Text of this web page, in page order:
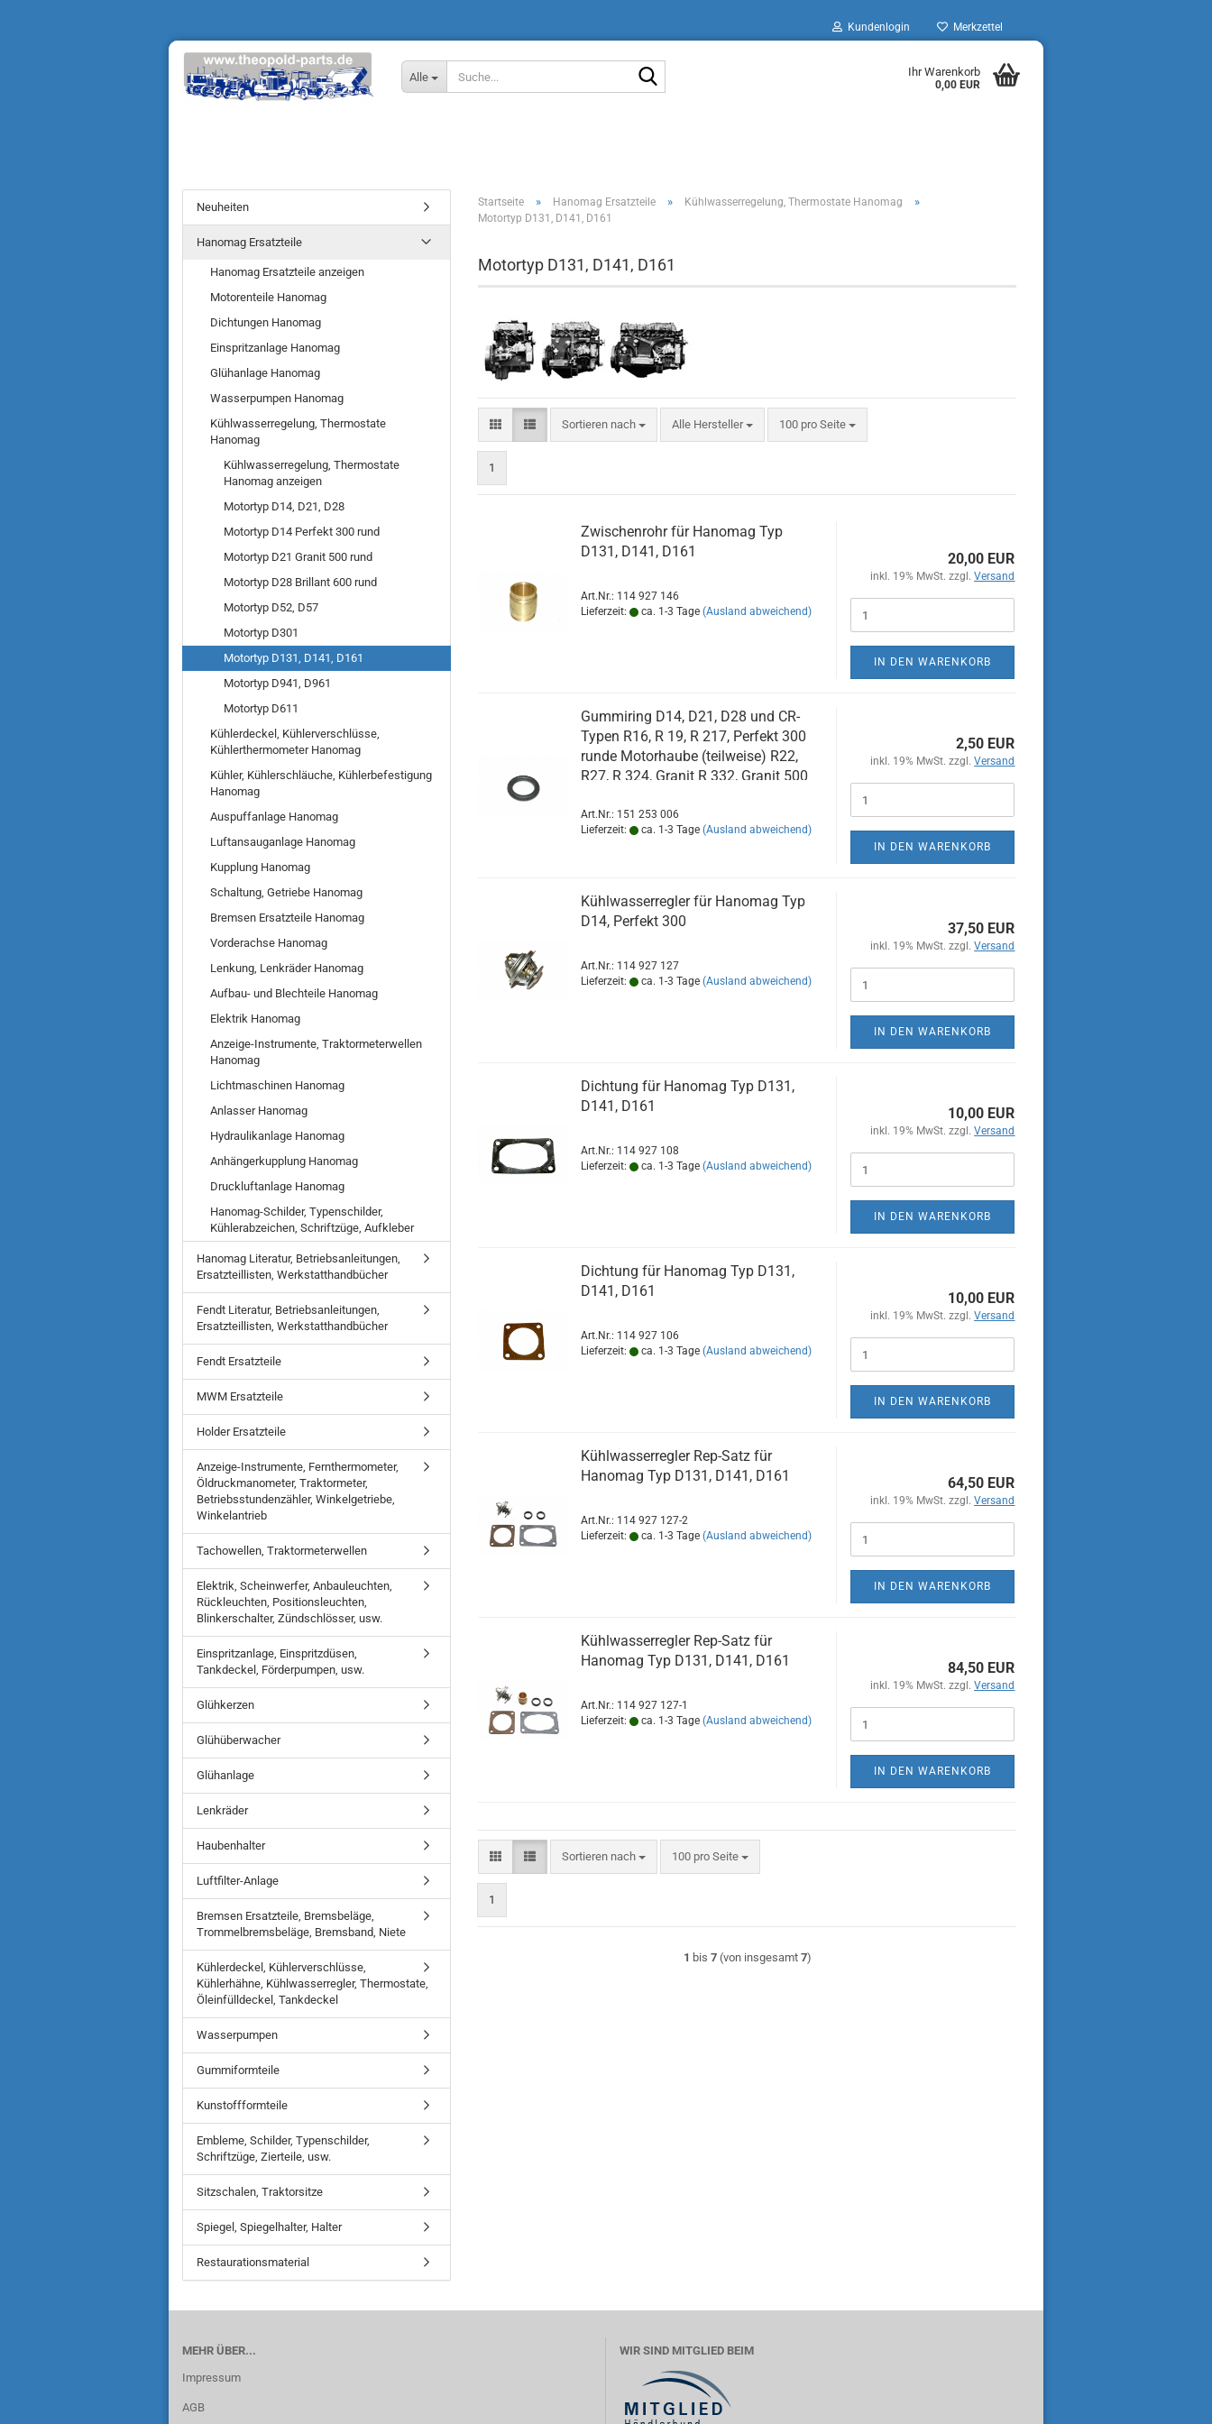
Kundenlogin Merkzettel
Alle Ihr Warenkorb
0,00 EUR
Startseite » Hanomag Ersatzteile » Kühlwasserregelung, Thermostate Hanomag »
Motortyp D131, D141, D161
Motortyp D131, D141, D161
Sortieren nach
Sortieren nach Alle Hersteller 100 pro Seite
pro Seite
1
Zwischenrohr für Hanomag Typ
D131, D141, D161
Art.Nr.: 114 927 146
Lieferzeit:
ca. 1-3 Tage (Ausland abweichend)
20,00 EUR
inkl. 19% MwSt. zzgl.Versand
IN DEN WARENKORB
Gummiring D14, D21, D28 und CR-
Typen R16, R 19, R 217, Perfekt 300
runde Motorhaube (teilweise) R22,
R27, R 324, Granit R 332, Granit 500
28, R 35, R 35/45, R 435, R 435/45,
Brillant R 442, Robust R 442/50,
Art.Nr.: 151 253 006
Lieferzeit:
ca. 1-3 Tage (Ausland abweichend)
2,50 EUR
inkl. 19% MwSt. zzgl.Versand
IN DEN WARENKORB
Kühlwasserregler für Hanomag Typ
D14, Perfekt 300
Art.Nr.: 114 927 127
Lieferzeit:
ca. 1-3 Tage (Ausland abweichend)
37,50 EUR
inkl. 19% MwSt. zzgl.Versand
IN DEN WARENKORB
Dichtung für Hanomag Typ D131,
D141, D161
Art.Nr.: 114 927 108
Lieferzeit:
ca. 1-3 Tage (Ausland abweichend)
10,00 EUR
inkl. 19% MwSt. zzgl.Versand
IN DEN WARENKORB
Dichtung für Hanomag Typ D131,
D141, D161
Art.Nr.: 114 927 106
Lieferzeit:
ca. 1-3 Tage (Ausland abweichend)
10,00 EUR
inkl. 19% MwSt. zzgl.Versand
IN DEN WARENKORB
Kühlwasserregler Rep-Satz für
Hanomag Typ D131, D141, D161
Art.Nr.: 114 927 127-2
Lieferzeit:
ca. 1-3 Tage (Ausland abweichend)
64,50 EUR
inkl. 19% MwSt. zzgl.Versand
IN DEN WARENKORB
Kühlwasserregler Rep-Satz für
Hanomag Typ D131, D141, D161
Art.Nr.: 114 927 127-1
Lieferzeit:
ca. 1-3 Tage (Ausland abweichend)
84,50 EUR
inkl. 19% MwSt. zzgl.Versand
IN DEN WARENKORB
Sortieren nach
Sortieren nach 100 pro Seite
pro Seite
1
1 bis 7(von insgesamt 7)
Neuheiten
Hanomag Ersatzteile
Hanomag Ersatzteile anzeigen
Motorenteile Hanomag
Dichtungen Hanomag
Einspritzanlage Hanomag
Glühanlage Hanomag
Wasserpumpen Hanomag
Kühlwasserregelung, Thermostate
Hanomag
Kühlwasserregelung, Thermostate
Hanomag anzeigen
Motortyp D14, D21, D28
Motortyp D14 Perfekt 300 rund
Motortyp D21 Granit 500 rund
Motortyp D28 Brillant 600 rund
Motortyp D52, D57
Motortyp D301
Motortyp D131, D141, D161
Motortyp D941, D961
Motortyp D611
Kühlerdeckel, Kühlerverschlüsse,
Kühlerthermometer Hanomag
Kühler, Kühlerschläuche, Kühlerbefestigung
Hanomag
Auspuffanlage Hanomag
Luftansauganlage Hanomag
Kupplung Hanomag
Schaltung, Getriebe Hanomag
Bremsen Ersatzteile Hanomag
Vorderachse Hanomag
Lenkung, Lenkräder Hanomag
Aufbau- und Blechteile Hanomag
Elektrik Hanomag
Anzeige-Instrumente, Traktormeterwellen
Hanomag
Lichtmaschinen Hanomag
Anlasser Hanomag
Hydraulikanlage Hanomag
Anhängerkupplung Hanomag
Druckluftanlage Hanomag
Hanomag-Schilder, Typenschilder,
Kühlerabzeichen, Schriftzüge, Aufkleber
Hanomag Literatur, Betriebsanleitungen,
Ersatzteillisten, Werkstatthandbücher
Fendt Literatur, Betriebsanleitungen,
Ersatzteillisten, Werkstatthandbücher
Fendt Ersatzteile
MWM Ersatzteile
Holder Ersatzteile
Anzeige-Instrumente, Fernthermometer,
Öldruckmanometer, Traktormeter,
Betriebsstundenzähler, Winkelgetriebe,
Winkelantrieb
Tachowellen, Traktormeterwellen
Elektrik, Scheinwerfer, Anbauleuchten,
Rückleuchten, Positionsleuchten,
Blinkerschalter, Zündschlösser, usw.
Einspritzanlage, Einspritzdüsen,
Tankdeckel, Förderpumpen, usw.
Glühkerzen
Glühüberwacher
Glühanlage
Lenkräder
Haubenhalter
Luftfilter-Anlage
Bremsen Ersatzteile, Bremsbeläge,
Trommelbremsbeläge, Bremsband, Niete
Kühlerdeckel, Kühlerverschlüsse,
Kühlerhähne, Kühlwasserregler, Thermostate,
Öleinfülldeckel, Tankdeckel
Wasserpumpen
Gummiformteile
Kunstoffformteile
Embleme, Schilder, Typenschilder,
Schriftzüge, Zierteile, usw.
Sitzschalen, Traktorsitze
Spiegel, Spiegelhalter, Halter
Restaurationsmaterial
MEHR ÜBER...
Impressum
AGB
WIR SIND MITGLIED BEIM